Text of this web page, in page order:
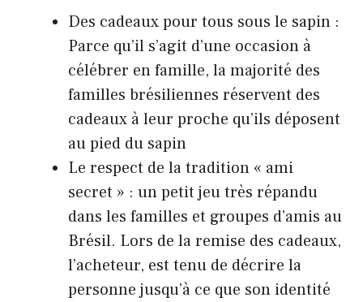
Des cadeaux pour tous sous le sapin :
Parce qu’il s’agit d’une occasion à
célébrer en famille, la majorité des
familles brésiliennes réservent des
cadeaux à leur proche qu’ils déposent
au pied du sapin
Le respect de la tradition « ami
secret » : un petit jeu très répandu
dans les familles et groupes d’amis au
Brésil. Lors de la remise des cadeaux,
l’acheteur, est tenu de décrire la
personne jusqu’à ce que son identité